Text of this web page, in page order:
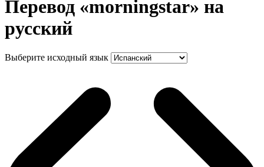
Перевод «morningstar» на
русский
Выберите исходный язык